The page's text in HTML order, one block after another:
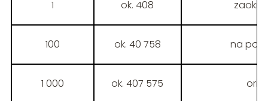
1 ok. 408
100 ok. 40 758 na
1 000 ok. 407 575